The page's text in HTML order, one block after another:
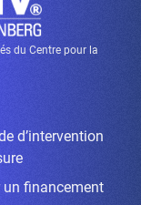
du Centre pour la
d’intervention
un financement